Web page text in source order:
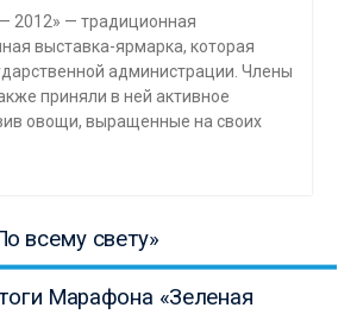
2012» — традиционная
выставка-ярмарка, которая
администрации. Члены
приняли в ней активное
овощи, выращенные на своих
всему свету»
Марафона «Зеленая